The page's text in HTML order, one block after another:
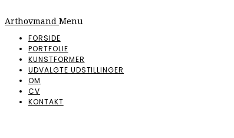
Arthovmand Menu
FORSIDE
PORTFOLIE
KUNSTFORMER
UDVALGTE UDSTILLINGER
OM
CV
KONTAKT